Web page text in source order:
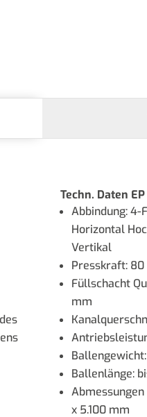
Techn. Daten
Abbindung: 4-
Horizontal
Vertikal
Presskraft: 80
Füllschacht
mm
Ballenlänge:
Abmessungen
x 5.100 mm